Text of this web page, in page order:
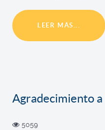
LEER MÁS...
Agradecimiento a
5059